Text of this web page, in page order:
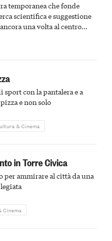
temporanea che fonde
scientifica e suggestione
una volta al centro
del passato astigiano
con la pantalera e a
e non solo
& Cinema
in Torre Civica
per ammirare al città da una
Cinema